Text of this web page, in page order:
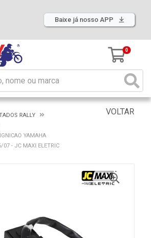
Baixe já nosso APP
0
VOLTAR
RALLY
YAMAHA
07 - JC MAXI ELETRIC